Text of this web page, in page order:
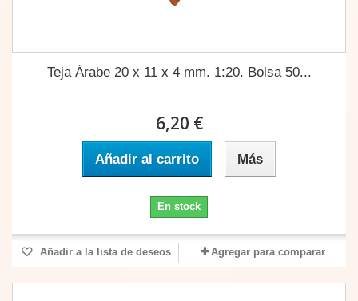
Teja Árabe 20 x 11 x 4 mm. 1:20. Bolsa 50...
6,20 €
Añadir al carrito Más
En stock
Añadir a la lista de deseos Agregar para comparar